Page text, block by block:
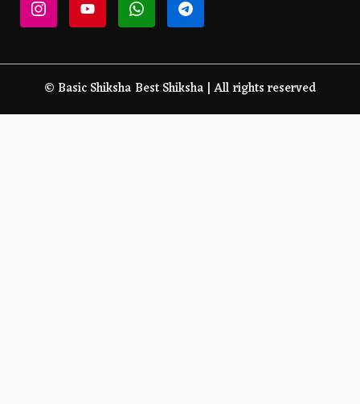
© Basic Shiksha Best Shiksha | All rights reserved